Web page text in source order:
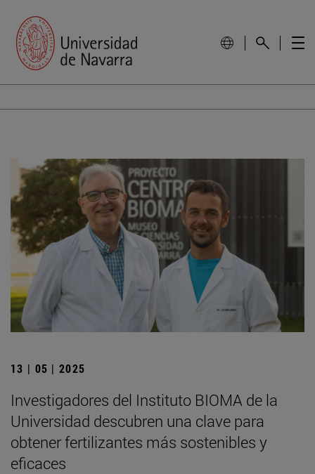
13 | 05 | 2025
Investigadores del Instituto BIOMA de la
Universidad descubren una clave para
obtener fertilizantes más sostenibles y
eficaces